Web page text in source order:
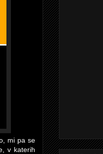
mi pa se
v katerih